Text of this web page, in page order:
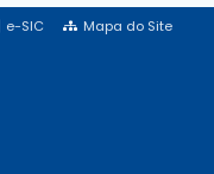
e-SIC Mapa do Site